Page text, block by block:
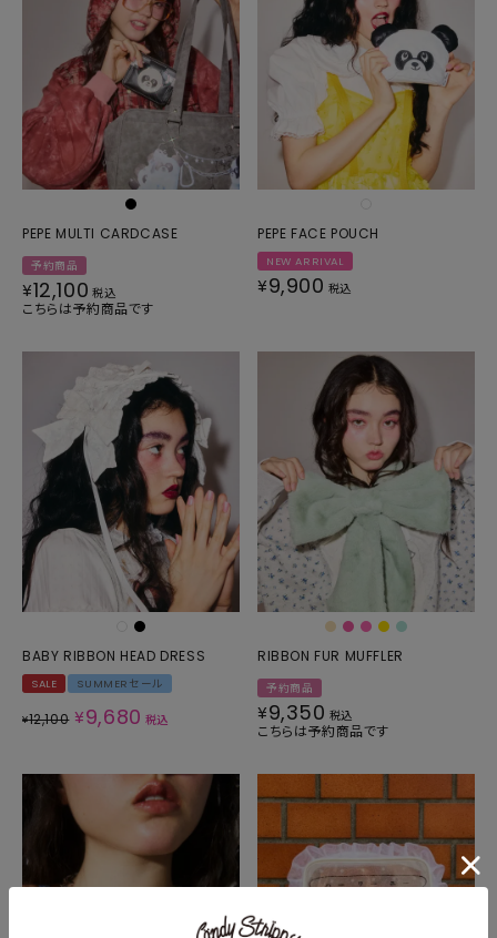
PEPE MULTI CARDCASE
予約商品
¥12,100 税込
こちらは予約商品です
PEPE FACE POUCH
NEW ARRIVAL
¥9,900 税込
BABY RIBBON HEAD DRESS
SALE SUMMERセール
¥12,100 ¥9,680 税込
RIBBON FUR MUFFLER
予約商品
¥9,350 税込
こちらは予約商品です